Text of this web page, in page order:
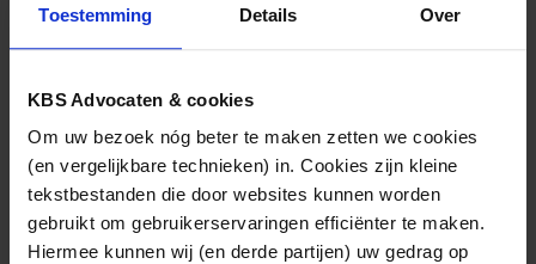
Toestemming Details Over
KBS Advocaten & cookies
Om uw bezoek nóg beter te maken zetten we cookies
(en vergelijkbare technieken) in. Cookies zijn kleine
tekstbestanden die door websites kunnen worden
gebruikt om gebruikerservaringen efficiënter te maken.
Hiermee kunnen wij (en derde partijen) uw gedrag op
GEZONDHEIDSZORG 07.08.2026
Beledigende uitlatingen over een ziekte in